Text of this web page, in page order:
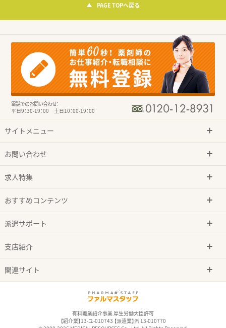
PAGE TOPへ戻る
電話でのお問い合わせ：
平日9：30-19：00 土日10：00-19：00
サイトメニュー
お問い合わせ
求人特集
おすすめコンテンツ
派遣サポート
支店紹介
関連サイト
有料職業紹介事業 厚生労働大臣許可
【紹介業】13-ユ-010743 【派遣業】派 13-010770